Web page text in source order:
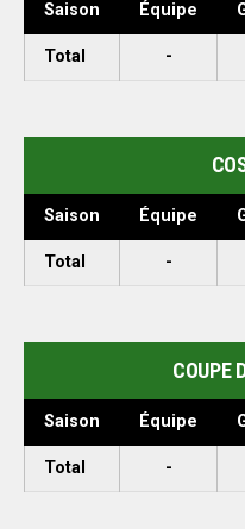
Saison Équipe
Total -
Saison Équipe
Total -
COUPE
Saison Équipe
Total -